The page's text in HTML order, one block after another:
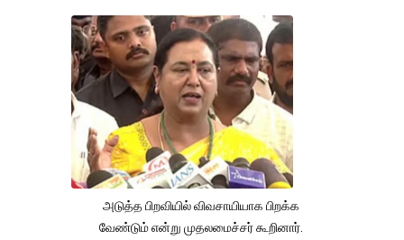
அடுத்த பிறவியில் விவசாயியாக பிறக்க
வேண்டும் என்று முதலமைச்சர் கூறினார்.